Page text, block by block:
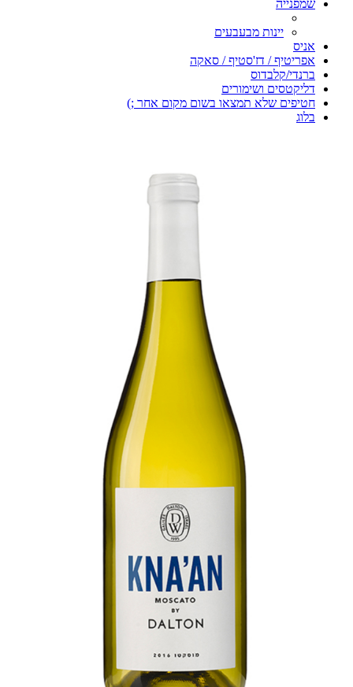
שמפנייה
יינות מבעבעים
אניס
אפריטיף / דז'סטיף / סאקה
ברנדי/קלבדוס
דליקטסים ושימורים
חטיפים שלא תמצאו בשום מקום אחר ;)
בלוג